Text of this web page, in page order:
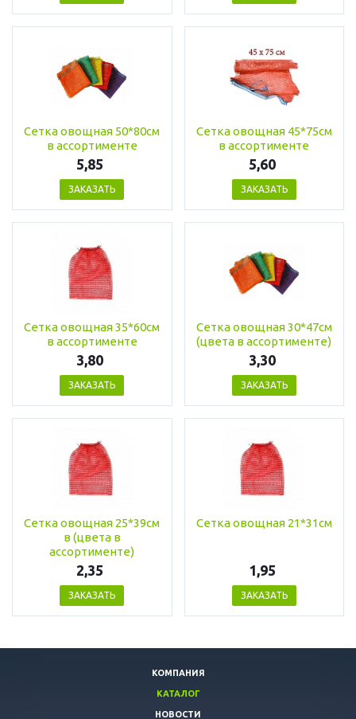
Сетка овощная 50*80см
в ассортименте
5,85
ЗАКАЗАТЬ
Сетка овощная 45*75см
в ассортименте
5,60
ЗАКАЗАТЬ
Сетка овощная 35*60см
в ассортименте
3,80
ЗАКАЗАТЬ
Сетка овощная 30*47см
(цвета в ассортименте)
3,30
ЗАКАЗАТЬ
Сетка овощная 25*39см
в (цвета в
ассортименте)
2,35
ЗАКАЗАТЬ
Сетка овощная 21*31см
1,95
ЗАКАЗАТЬ
КОМПАНИЯ
КАТАЛОГ
НОВОСТИ